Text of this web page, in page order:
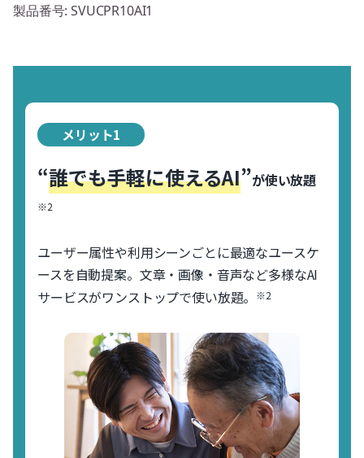
製品番号: SVUCPR10AI1
メリット1
“誰でも手軽に使えるAI”が使い放題
※2
ユーザー属性や利用シーンごとに最適なユースケ
ースを自動提案。文章・画像・音声など多様なAI
サービスがワンストップで使い放題。
※2